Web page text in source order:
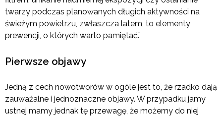
twarzy podczas planowanych długich aktywności na
świeżym powietrzu, zwłaszcza latem, to elementy
prewencji, o których warto pamiętać.”
Pierwsze objawy
Jedną z cech nowotworów w ogóle jest to, że rzadko dają
zauważalne i jednoznaczne objawy. W przypadku jamy
ustnej mamy jednak tę przewagę, że możemy do niej